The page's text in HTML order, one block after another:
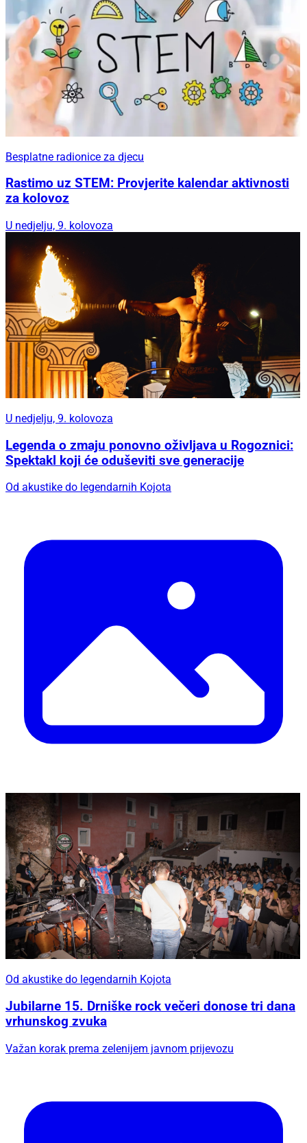
Besplatne radionice za djecu
Rastimo uz STEM: Provjerite kalendar aktivnosti
za kolovoz
U nedjelju, 9. kolovoza
U nedjelju, 9. kolovoza
Legenda o zmaju ponovno oživljava u Rogoznici:
Spektakl koji će oduševiti sve generacije
Od akustike do legendarnih Kojota
Od akustike do legendarnih Kojota
Jubilarne 15. Drniške rock večeri donose tri dana
vrhunskog zvuka
Važan korak prema zelenijem javnom prijevozu